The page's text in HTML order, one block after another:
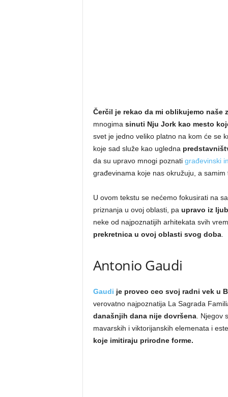
Čerčil je rekao da mi oblikujemo naše
mnogima sinuti Nju Jork kao mesto
svet je jedno veliko platno na kom će se
koje sad služe kao ugledna
da su upravo mnogi poznati građevinski
građevinama koje nas okružuju, a samim
U ovom tekstu se nećemo fokusirati na
priznanja u ovoj oblasti, pa upravo iz
neke od najpoznatijih arhitekata svih
prekretnica u ovoj oblasti svog doba.
Antonio Gaudi
Gaudi je proveo ceo svoj radni vek u
verovatno najpoznatija La Sagrada
današnjih dana nije dovršena. Njegov
mavarskih i viktorijanskih elemenata i
koje imitiraju prirodne forme.